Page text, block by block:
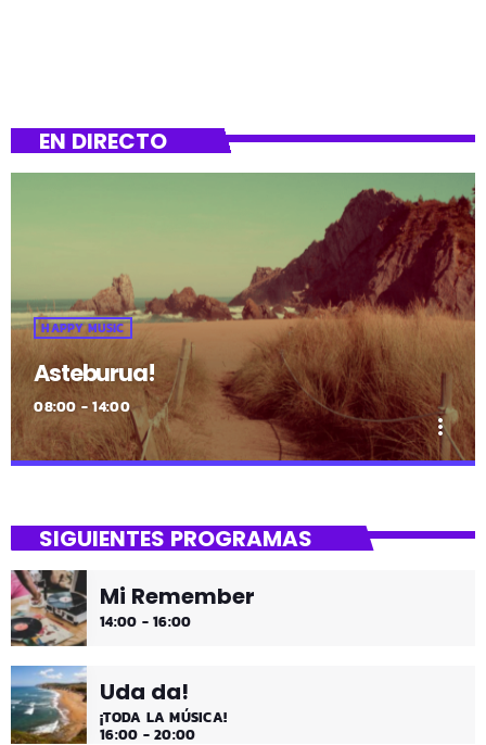
EN DIRECTO
HAPPY MUSIC
Asteburua!
08:00 - 14:00
more_vert
¡Es fin de semana!
¡Música y más música los fines de semana!
SIGUIENTES PROGRAMAS
Mi Remember
14:00 - 16:00
Uda da!
¡TODA LA MÚSICA!
16:00 - 20:00